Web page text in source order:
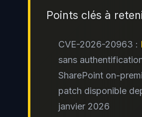
2016, 2019 et
dans Microsoft 365, est
directement par
applique les correctifs
transparente. Si votre
est entièrement sur
Points clés à
CVE-2026-20963 :
sans
SharePoint on-
patch disponible
janvier 2026